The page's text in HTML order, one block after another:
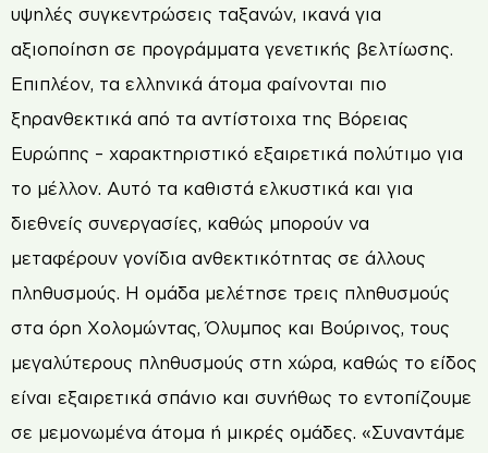
υψηλές συγκεντρώσεις ταξανών, ικανά για
αξιοποίηση σε προγράμματα γενετικής βελτίωσης.
Επιπλέον, τα ελληνικά άτομα φαίνονται πιο
ξηρανθεκτικά από τα αντίστοιχα της Βόρειας
Ευρώπης – χαρακτηριστικό εξαιρετικά πολύτιμο για
το μέλλον. Αυτό τα καθιστά ελκυστικά και για
διεθνείς συνεργασίες, καθώς μπορούν να
μεταφέρουν γονίδια ανθεκτικότητας σε άλλους
πληθυσμούς. Η ομάδα μελέτησε τρεις πληθυσμούς
στα όρη Χολομώντας, Όλυμπος και Βούρινος, τους
μεγαλύτερους πληθυσμούς στη χώρα, καθώς το είδος
είναι εξαιρετικά σπάνιο και συνήθως το εντοπίζουμε
σε μεμονωμένα άτομα ή μικρές ομάδες. «Συναντάμε